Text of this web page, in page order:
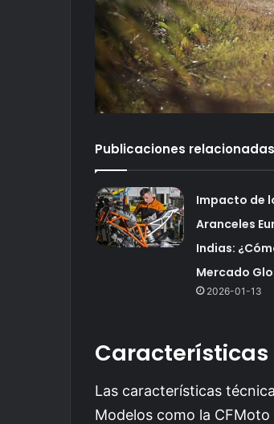
Publicaciones relacionadas
Impacto de
Aranceles
Indias:
Mercado
2026-01-13
Características
Las características
Modelos como la